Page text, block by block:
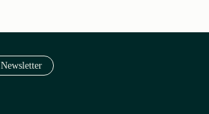
Newsletter